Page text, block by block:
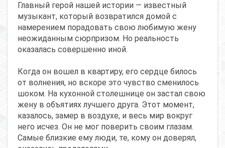
Главный герой нашей истории — известный
музыкант, который возвратился домой с
намерением порадовать свою любимую жену
неожиданным сюрпризом. Но реальность
оказалась совершенно иной.
Когда он вошел в квартиру, его сердце билось
от волнения, но вскоре это чувство сменилось
шоком. На кухонной столешнице он застал свою
жену в объятиях лучшего друга. Этот момент,
казалось, замер в воздухе, и весь мир вокруг
него исчез. Он не мог поверить своим глазам.
Самые близкие ему люди, те, кому он доверял,